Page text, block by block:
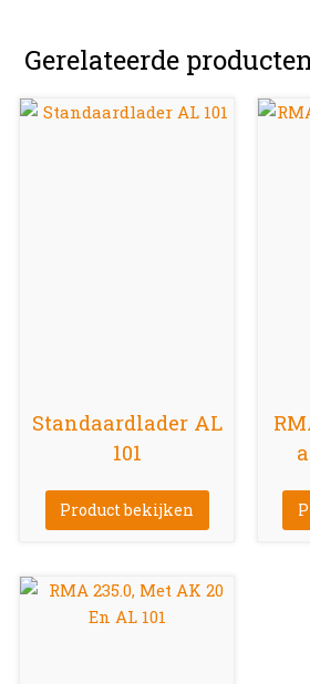
Gerelateerde
Standaardlader AL
101
Product bekijken